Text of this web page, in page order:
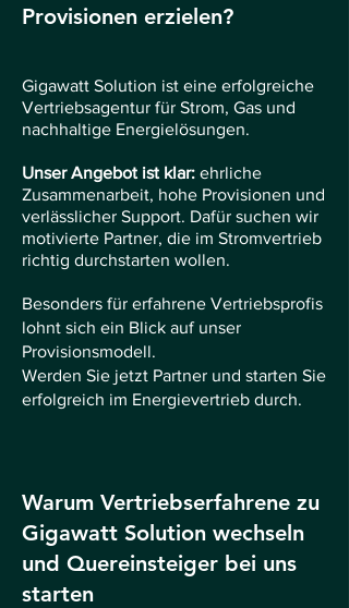
Provisionen erzielen?
Gigawatt Solution ist eine erfolgreiche
Vertriebsagentur für Strom, Gas und
nachhaltige Energielösungen.
Unser Angebot ist klar: ehrliche
Zusammenarbeit, hohe Provisionen und
verlässlicher Support. Dafür suchen wir
motivierte Partner, die im Stromvertrieb
richtig durchstarten wollen.
Besonders für erfahrene Vertriebsprofis
lohnt sich ein Blick auf unser
Provisionsmodell.
Werden Sie jetzt Partner und starten Sie
erfolgreich im Energievertrieb durch.
Warum Vertriebserfahrene zu
Gigawatt Solution wechseln
und Quereinsteiger bei uns
starten